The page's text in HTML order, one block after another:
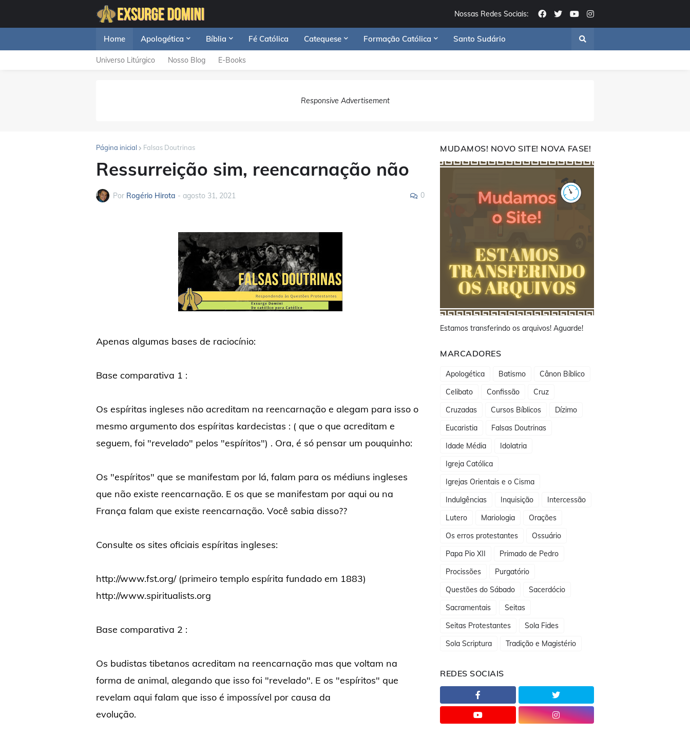
Nossas Redes Sociais:
Home Apologética Bíblia Fé Católica Catequese Formação Católica Santo Sudário
Universo Litúrgico Nosso Blog E-Books
Responsive Advertisement
Página inicial Falsas Doutrinas
Ressurreição sim, reencarnação não
Por Rogério Hirota - agosto 31, 2021 0
Apenas algumas bases de raciocínio:
Base comparativa 1 :
Os espíritas ingleses não acreditam na reencarnação e alegam para isso o
mesmo argumento dos espíritas kardecistas : ( que o que acreditam e
seguem, foi "revelado" pelos "espíritos") . Ora, é só pensar um pouquinho:
Os "espíritos" que se manifestam por lá, falam para os médiuns ingleses
que não existe reencarnação. E os que se manifestam por aqui ou na
França falam que existe reencarnação. Você sabia disso??
Consulte os sites oficiais espíritas ingleses:
http://www.fst.org/ (primeiro templo espírita fundado em 1883)
http://www.spiritualists.org
Base comparativa 2 :
Os budistas tibetanos acreditam na reencarnação mas que voltam na
forma de animal, alegando que isso foi "revelado". E os "espíritos" que
revelam aqui falam que isso é impossível por causa da
evolução.
MUDAMOS! NOVO SITE! NOVA FASE!
Estamos transferindo os arquivos! Aguarde!
MARCADORES
Apologética Batismo
Cânon Bíblico
Celibato
Confissão
Cruz
Cruzadas
Cursos Bíblicos
Dízimo
Eucaristia
Falsas Doutrinas
Idade Média
Idolatria
Igreja Católica
Igrejas Orientais e o Cisma
Indulgências
Inquisição
Intercessão
Lutero
Mariologia
Orações
Os erros protestantes
Ossuário
Papa Pio XII
Primado de Pedro
Procissões
Purgatório
Questões do Sábado
Sacerdócio
Sacramentais
Seitas
Seitas Protestantes
Sola Fides
Sola Scriptura
Tradição e Magistério
REDES SOCIAIS